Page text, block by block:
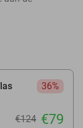
36%
€124 €79